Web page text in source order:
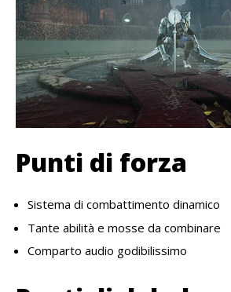
Punti di forza
Sistema di combattimento dinamico
Tante abilità e mosse da combinare
Comparto audio godibilissimo